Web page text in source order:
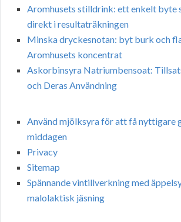
Aromhusets stilldrink: ett enkelt byte
direkt i resultaträkningen
Minska dryckesnotan: byt burk och
Aromhusets koncentrat
Askorbinsyra Natriumbensoat:
och Deras Användning
Använd mjölksyra för att få nyttigare
middagen
Privacy
Sitemap
Spännande vintillverkning med
malolaktisk jäsning